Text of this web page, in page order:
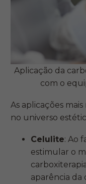
Aplicação da
com o
As aplicações
no universo
Celulite: Ao
estimular o
aparência